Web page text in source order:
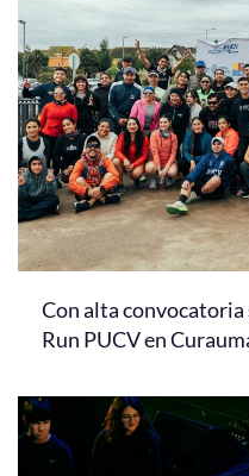
Con alta
Run PUCV en